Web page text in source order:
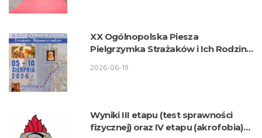
XX Ogólnopolska Piesza
Pielgrzymka Strażaków i Ich Rodzin
2026-06-19
Wyniki III etapu (test sprawności
fizycznej) oraz IV etapu (akrofobia)